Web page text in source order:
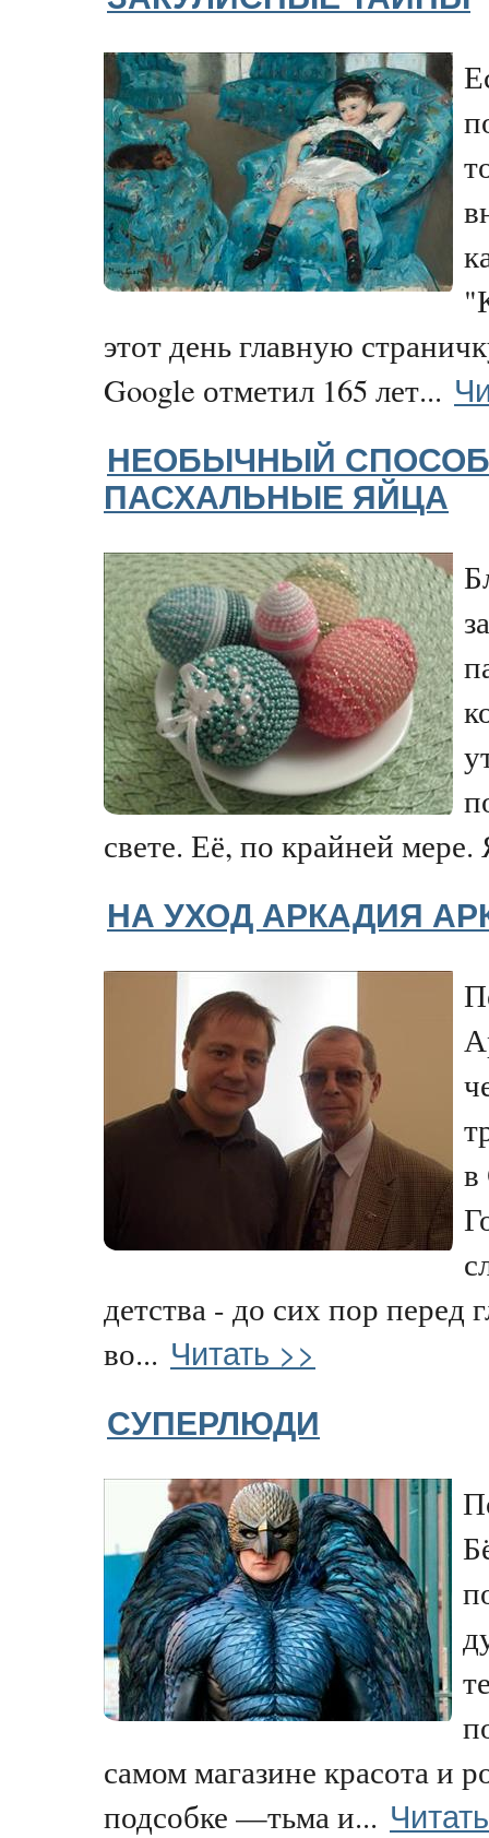
этот день главную
Google отметил 165 лет...
НЕОБЫЧНЫЙ СПОСОБ
ПАСХАЛЬНЫЕ ЯЙЦА
свете. Её, по крайней
НА УХОД АРКАДИЯ
в
детства - до сих пор перед
во... Читать >>
СУПЕРЛЮДИ
самом магазине красота и
подсобке —тьма и...